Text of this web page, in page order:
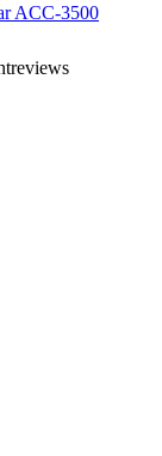
ACC-3500